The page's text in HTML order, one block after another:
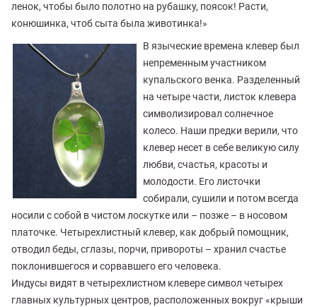
ленок, чтобы было полотно на рубашку, поясок! Расти,
конюшинка, чтоб сыта была животинка!»
В языческие времена клевер был
непременным участником
купальского венка. Разделенный
на четыре части, листок клевера
символизировал солнечное
колесо. Наши предки верили, что
клевер несет в себе великую силу
любви, счастья, красоты и
молодости. Его листочки
собирали, сушили и потом всегда
носили с собой в чистом лоскутке или – позже – в носовом
платочке. Четырехлистный клевер, как добрый помощник,
отводил беды, сглазы, порчи, привороты – хранил счастье
поклонившегося и сорвавшего его человека.
Индусы видят в четырехлистном клевере символ четырех
главных культурных центров, расположенных вокруг «крыши